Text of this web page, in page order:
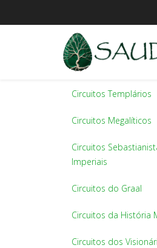
Circuitos Templários
Circuitos Megalíticos
Circuitos
Imperiais
Circuitos do Graal
Circuitos da História
Circuitos dos